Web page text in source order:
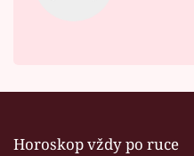
Horoskop vždy po ruce